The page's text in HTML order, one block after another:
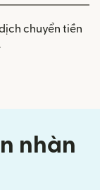
chuyển tiền
nhàn